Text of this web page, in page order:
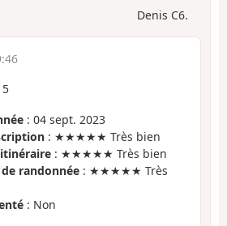
Denis C6.
5
: 04 sept. 2023
: ★★★★★ Très bien
: ★★★★★ Très bien
randonnée : ★★★★★ Très
: Non